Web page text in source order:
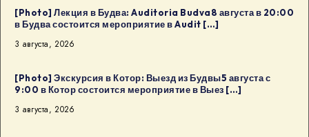
[Photo] Лекция в Будва: Auditoria Budva8 августа в 20:00
в Будва состоится мероприятие в Audit […]
3 августа, 2026
[Photo] Экскурсия в Котор: Выезд из Будвы5 августа с
9:00 в Котор состоится мероприятие в Выез […]
3 августа, 2026